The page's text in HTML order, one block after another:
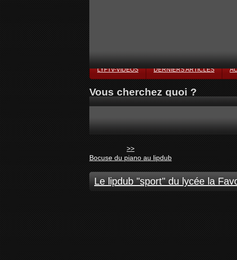
LYFTV-VIDÉOS DERNIERS ARTICLES
Vous cherchez quoi ?
>>
Bocuse du piano au lipdub
Le lipdub "sport" du lycée la